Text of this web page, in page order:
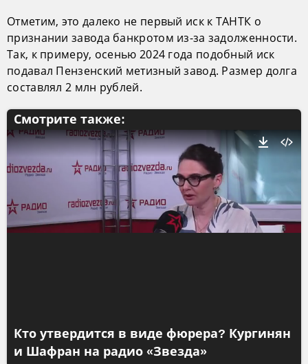
Отметим, это далеко не первый иск к ТАНТК о
признании завода банкротом из-за задолженности.
Так, к примеру, осенью 2024 года подобный иск
подавал Пензенский метизный завод. Размер долга
составлял 2 млн рублей.
Смотрите также:
Кто утвердится в виде фюрера? Кургинян
и Шафран на радио «Звезда»